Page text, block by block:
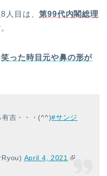
人目は、第99代内閣総理
笑った時目元や鼻の形が
有吉・・・(^^)#サンジ
April 4, 2021